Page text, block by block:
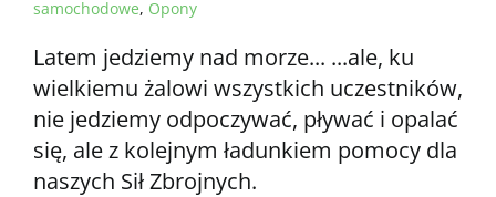
samochodowe, Opony
Latem jedziemy nad morze... ...ale, ku
wielkiemu żalowi wszystkich uczestników,
nie jedziemy odpoczywać, pływać i opalać
się, ale z kolejnym ładunkiem pomocy dla
naszych Sił Zbrojnych.